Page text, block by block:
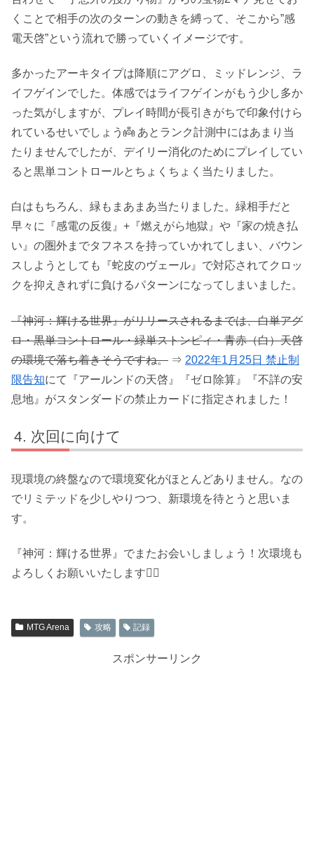
くことで相手の次のターンの動きを縛って、そこから”感
電天啓”という流れで勝っていくイメージです。
多かったアーキタイプは降順にアグロ、ミッドレンジ、ラ
イフゲインでした。体感ではライフゲインがもう少し多か
った気がしますが、プレイ時間が長引きがちで印象付けら
れているせいでしょう👼 あとランク計測中にはあまり当
たりませんでしたが、デイリー消化のためにプレイしてい
ると黒単コントロールとちょくちょく当たりました。
白はもちろん、緑もまあまあ当たりました。緑相手だと
早々に『感電の反復』+『燃えがら地獄』や『家の焼き払
い』の圏外までタフネスを持っていかれてしまい、バウン
スしようとしても『蛇皮のヴェール』で対応されてクロッ
クを抑えきれずに負けるパターンになってしまいました。
『神河：輝ける世界』がリリースされるまでは、白単アグ
ロ・黒単コントロール・緑単ストンピィ・青赤（白）天啓
の環境で落ち着きそうですね。 ⇒ 2022年1月25日 禁止制
限告知にて『アールンドの天啓』『ゼロ除算』『不詳の安
息地』がスタンダードの禁止カードに指定されました！
次回に向けて
現環境の終盤なので環境変化がほとんどありません。なの
でリミテッドを少しやりつつ、新環境を待とうと思いま
す。
『神河：輝ける世界』でまたお会いしましょう！次環境も
よろしくお願いいたします🙇‍♂️
MTG Arena 攻略 記録
スポンサーリンク